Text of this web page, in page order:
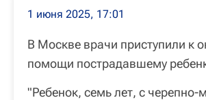
1 июня 2025, 17:01
В Москве врачи приступили к
помощи пострадавшему
"Ребенок, семь лет, с черепно-